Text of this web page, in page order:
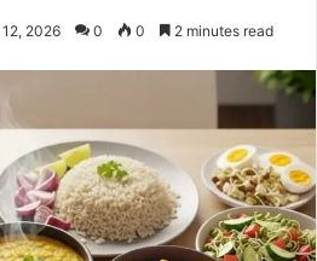
2026 0 0 2 minutes read